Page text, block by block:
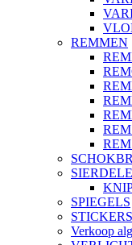
REMMEN
SPIEGELS
STICKERS
Verkoop